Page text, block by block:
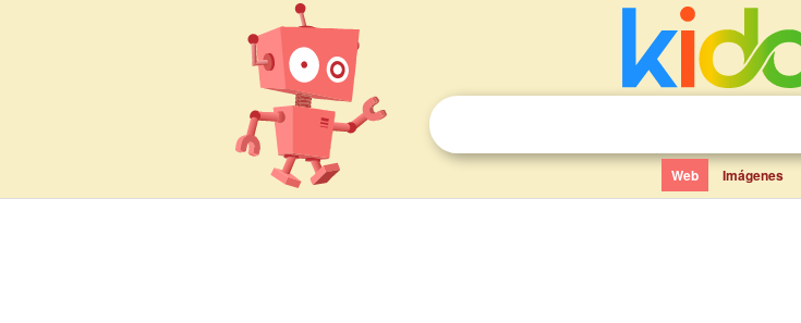
Web Imágenes